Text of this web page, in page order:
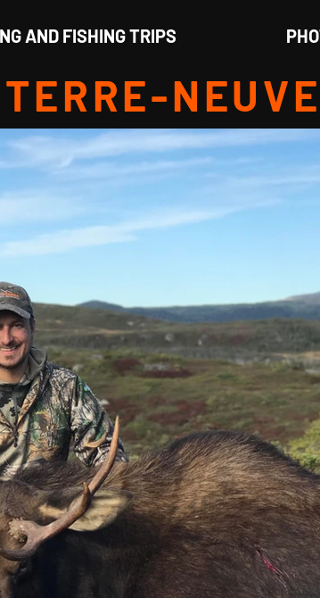
AND FISHING TRIPS
NEUVE